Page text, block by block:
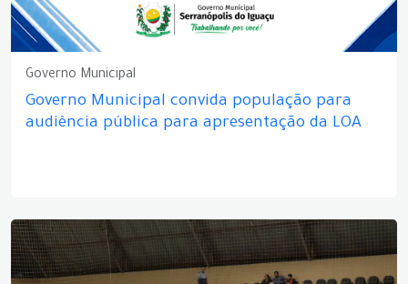
Governo Municipal
Governo Municipal convida população para
audiência pública para apresentação da LOA